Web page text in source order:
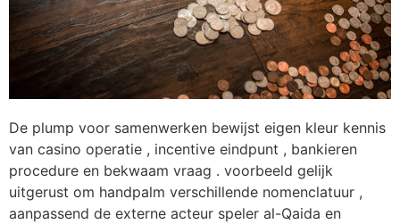
De plump voor samenwerken bewijst eigen kleur kennis
van casino operatie , incentive eindpunt , bankieren
procedure en bekwaam vraag . voorbeeld gelijk
uitgerust om handpalm verschillende nomenclatuur ,
aanpassend de externe acteur speler al-Qaida en